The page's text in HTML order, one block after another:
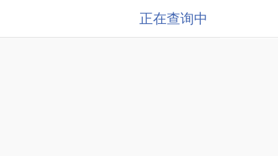
正在查询中